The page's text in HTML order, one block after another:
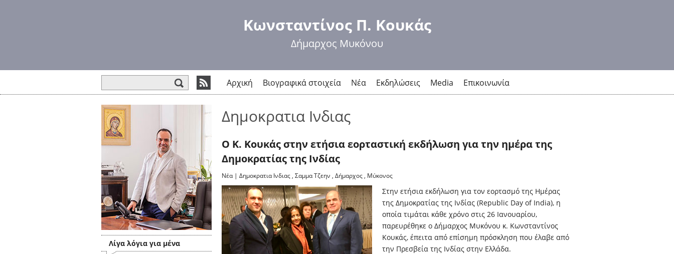
προς το
κυρίως
περιεχόμενο
Κωνσταντίνος Π. Κουκάς
Δήμαρχος Μυκόνου
Αρχική Βιογραφικά στοιχεία Νέα Εκδηλώσεις Media Επικοινωνία
Λίγα λόγια για μένα
Δημοκρατια Ινδιας
Ο Κ. Κουκάς στην ετήσια εορταστική εκδήλωση για την ημέρα της
Δημοκρατίας της Ινδίας
Νέα| Δημοκρατια Ινδιας , Σαμμα Τζεην , Δήμαρχος , Μύκονος
Στην ετήσια εκδήλωση για τον εορτασμό της Ημέρας
της Δημοκρατίας της Ινδίας (Republic Day of India), η
οποία τιμάται κάθε χρόνο στις 26 Ιανουαρίου,
παρευρέθηκε ο Δήμαρχος Μυκόνου κ. Κωνσταντίνος
Κουκάς, έπειτα από επίσημη πρόσκληση που έλαβε από
την Πρεσβεία της Ινδίας στην Ελλάδα.